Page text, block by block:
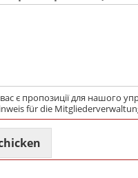
є пропозиції для нашого
für die